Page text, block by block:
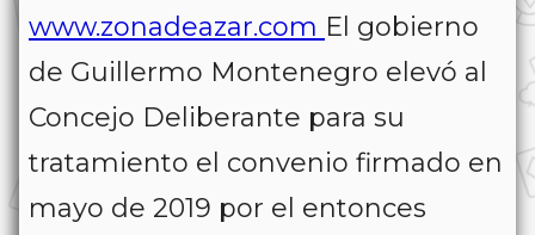
www.zonadeazar.com El gobierno
de Guillermo Montenegro elevó al
Concejo Deliberante para su
tratamiento el convenio firmado en
mayo de 2019 por el entonces